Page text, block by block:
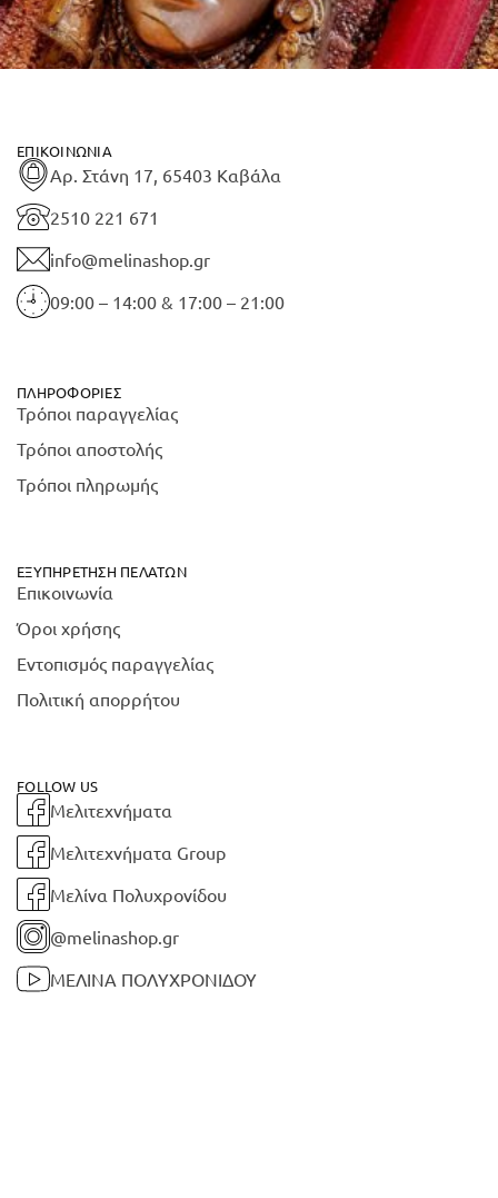
ΕΠΙΚΟΙΝΩΝΊΑ
Αρ. Στάνη 17, 65403 Καβάλα
2510 221 671
info@melinashop.gr
09:00 – 14:00 & 17:00 – 21:00
ΠΛΗΡΟΦΟΡΊΕΣ
Τρόποι παραγγελίας
Τρόποι αποστολής
Τρόποι πληρωμής
ΕΞΥΠΗΡΈΤΗΣΗ ΠΕΛΑΤΏΝ
Επικοινωνία
Όροι χρήσης
Εντοπισμός παραγγελίας
Πολιτική απορρήτου
FOLLOW US
Μελιτεχνήματα
Μελιτεχνήματα Group
Μελίνα Πολυχρονίδου
@melinashop.gr
ΜΕΛΙΝΑ ΠΟΛΥΧΡΟΝΙΔΟΥ